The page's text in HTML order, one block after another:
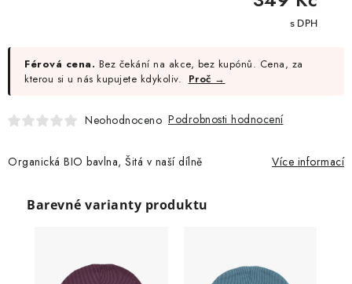
Neohodnoceno Podrobnosti hodnocení
Férová cena. Bez čekání na akce, bez kupónů. Cena, za
kterou si u nás kupujete kdykoliv. Proč →
Organická BIO bavlna, Šitá v naší dílně Více informací